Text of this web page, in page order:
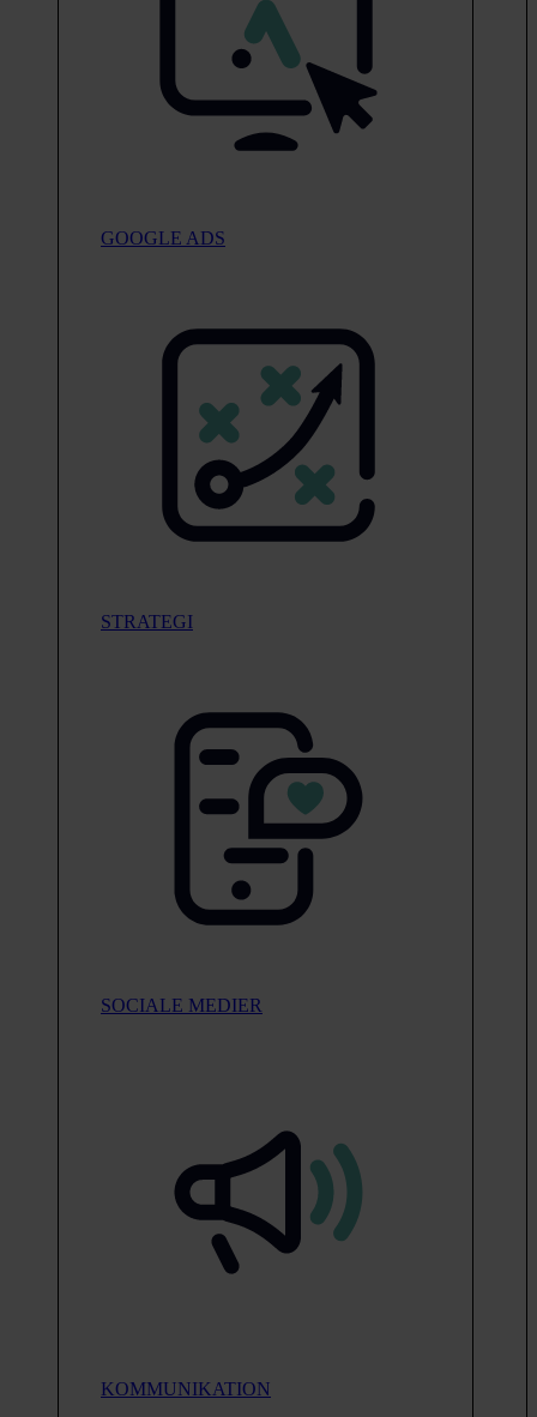
GOOGLE ADS
STRATEGI
SOCIALE MEDIER
KOMMUNIKATION